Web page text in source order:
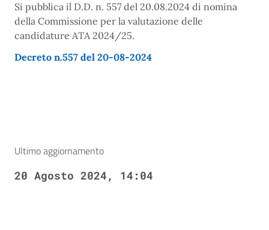
Si pubblica il D.D. n. 557 del 20.08.2024 di nomina
della Commissione per la valutazione delle
candidature ATA 2024/25.
Decreto n.557 del 20-08-2024
Ultimo aggiornamento
20 Agosto 2024, 14:04